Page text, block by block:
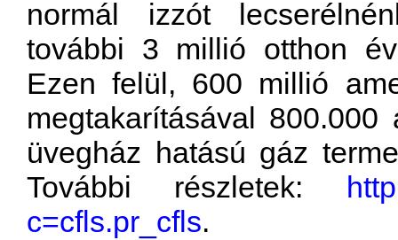
normál izzót
további 3 millió otthon
Ezen felül, 600 millió
megtakarításával
üvegház hatású gáz
További részletek:
c=cfls.pr_cfls.